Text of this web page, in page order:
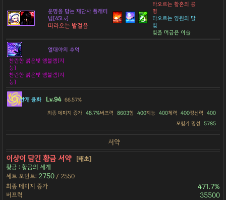
운명을 담는 재단사 플래티
넘[45Lv]
따라오는 발걸음
타오르는 황혼의 공
명
타오르는 영원의 달
빛
빛을 머금은 이슬
열대야의 추억
찬란한 붉은빛 엠블렘[지
능]
찬란한 붉은빛 엠블렘[지
능]
안개 융화 Lv.94 66.57%
최종 데미지 증가 48.7%버프력 8603힘 400지능 400체력 400정신력
400
모험가 명성
5785
서약
이상이 담긴 황금 서약
[태초]
황금 : 황금의 세계
세트 포인트: 2750 / 2550
최종 데미지 증가
471.7%
버프력 35500